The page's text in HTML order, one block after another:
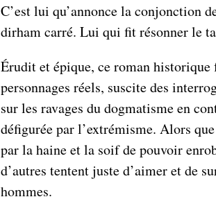
C’est lui qu’annonce la conjonction
dirham carré. Lui qui fit résonner le
Érudit et épique, ce roman historique
personnages réels, suscite des
sur les ravages du dogmatisme en
défigurée par l’extrémisme. Alors
par la haine et la soif de pouvoir
d’autres tentent juste d’aimer et de
hommes.